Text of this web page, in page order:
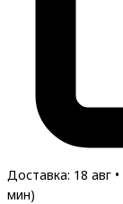
Доставка: 18 авг •
мин)